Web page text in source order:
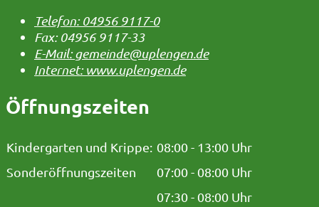
Telefon:04956 9117-0
Fax:04956 9117-33
E-Mail:gemeinde@uplengen.de
Internet:www.uplengen.de
Öffnungszeiten
Kindergarten und Krippe: 08:00 - 13:00 Uhr
Sonderöffnungszeiten
07:00 - 08:00 Uhr
07:30 - 08:00 Uhr